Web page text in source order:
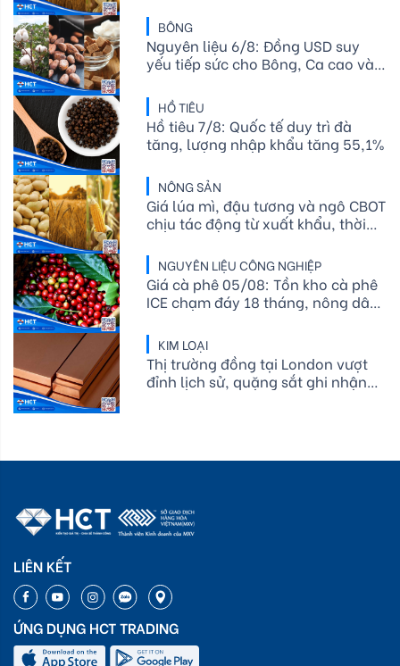
BÔNG
Nguyên liệu 6/8: Đồng USD suy
yếu tiếp sức cho Bông, Ca cao và
HỒ TIÊU
Hồ tiêu 7/8: Quốc tế duy trì đà
tăng, lượng nhập khẩu tăng 55,1%
NÔNG SẢN
Giá lúa mì, đậu tương và ngô CBOT
chịu tác động từ xuất khẩu, thời
NGUYÊN LIỆU CÔNG NGHIỆP
Giá cà phê 05/08: Tồn kho cà phê
ICE chạm đáy 18 tháng, nông dân
KIM LOẠI
Thị trường đồng tại London vượt
đỉnh lịch sử, quặng sắt ghi nhận
LIÊN KẾT
ỨNG DỤNG HCT TRADING